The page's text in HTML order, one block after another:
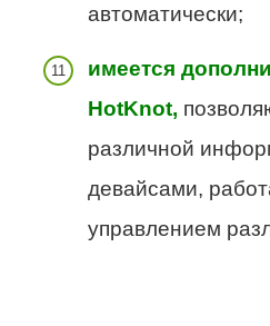
автоматически;
имеется
HotKnot,
различной
девайсами,
управлением